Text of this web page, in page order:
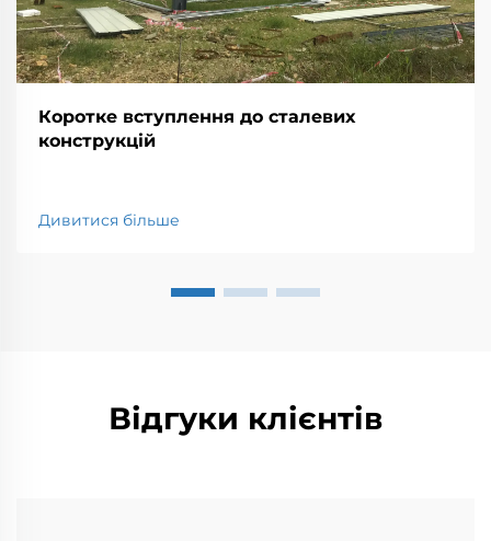
Коротке вступлення до сталевих
конструкцій
Дивитися більше
Відгуки клієнтів